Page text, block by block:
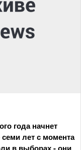
года начнет
лет с момента